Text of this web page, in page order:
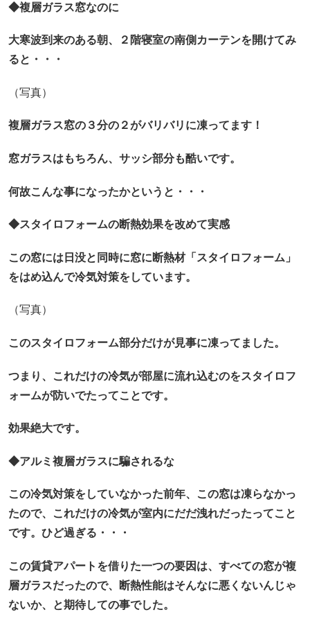
◆複層ガラス窓なのに
大寒波到来のある朝、２階寝室の南側カーテンを開けてみ
ると・・・
（写真）
複層ガラス窓の３分の２がバリバリに凍ってます！
窓ガラスはもちろん、サッシ部分も酷いです。
何故こんな事になったかというと・・・
◆スタイロフォームの断熱効果を改めて実感
この窓には日没と同時に窓に断熱材「スタイロフォーム」
をはめ込んで冷気対策をしています。
（写真）
このスタイロフォーム部分だけが見事に凍ってました。
つまり、これだけの冷気が部屋に流れ込むのをスタイロフ
ォームが防いでたってことです。
効果絶大です。
◆アルミ複層ガラスに騙されるな
この冷気対策をしていなかった前年、この窓は凍らなかっ
たので、これだけの冷気が室内にだだ洩れだったってこと
です。ひど過ぎる・・・
この賃貸アパートを借りた一つの要因は、すべての窓が複
層ガラスだったので、断熱性能はそんなに悪くないんじゃ
ないか、と期待しての事でした。